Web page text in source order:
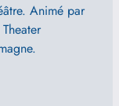
Animé par